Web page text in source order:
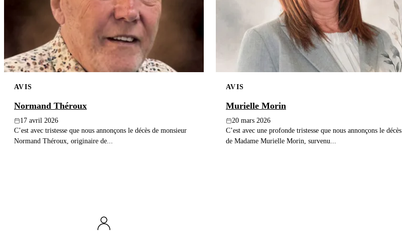
AVIS
Normand Théroux
17 avril 2026
C’est avec tristesse que nous annonçons le décès de monsieur
Normand Théroux, originaire de...
AVIS
Murielle Morin
20 mars 2026
C’est avec une profonde tristesse que nous annonçons le décès
de Madame Murielle Morin, survenu...